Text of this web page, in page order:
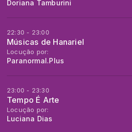
Doriana Tamburini
22:30 - 23:00
Músicas de Hanariel
Locução por:
Paranormal.Plus
23:00 - 23:30
Tempo É Arte
Locução por:
Luciana Dias